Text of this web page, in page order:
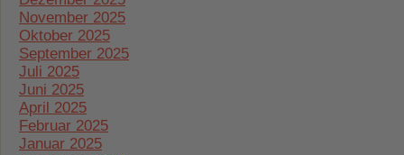
November 2025
Oktober 2025
September 2025
Juli 2025
Juni 2025
April 2025
Februar 2025
Januar 2025